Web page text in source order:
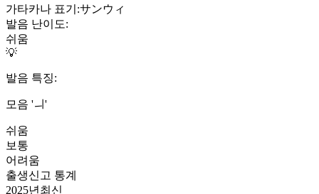
가타카나 표기:サンウィ
발음 난이도:
쉬움
💡
발음 특징:
모음 'ㅢ'
쉬움
보통
어려움
출생신고 통계
2025년 최신